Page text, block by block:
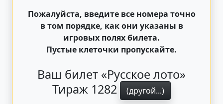
Пожалуйста, введите все номера точно
в том порядке, как они указаны в
игровых полях билета.
Пустые клеточки пропускайте.
Ваш билет «Русское лото»
Тираж 1282
(другой...)